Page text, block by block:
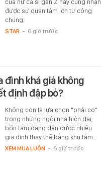
của nữ ca sĩ gen Z này cũng nhận
được sự quan tâm lớn từ công
chúng.
STAR - 6 giờ trước
đình khá giả không
định đập bỏ?
Không còn là lựa chọn "phải có"
trong những ngôi nhà hiện đại,
bồn tắm đang dần được nhiều
gia đình thay thế bằng khu tắm…
XEM MUA LUÔN - 6 giờ trước